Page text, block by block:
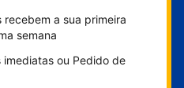
a sua primeira
semana
imediatas ou Pedido de